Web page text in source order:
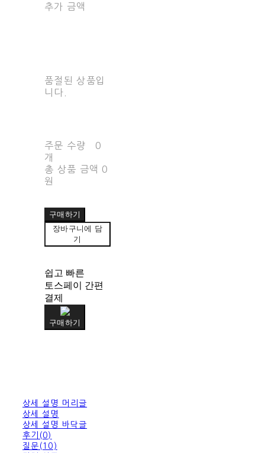
추가 금액
품절된 상품입
니다.
주문 수량
0
개
총 상품 금액 0
원
구매하기
장바구니에 담
기
쉽고 빠른
토스페이 간편
결제
구매하기
상세 설명 머리글
상세 설명
상세 설명 바닥글
후기(0)
질문(10)